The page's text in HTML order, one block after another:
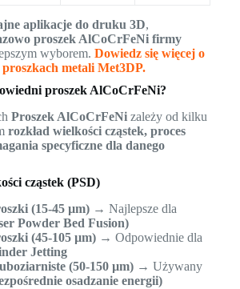
aplikacje do druku 3D,
proszek AlCoCrFeNi firmy
wyborem. Dowiedz się więcej o
metali Met3DP.
proszek AlCoCrFeNi?
Proszek AlCoCrFeNizależy od kilku
rozkład wielkości cząstek, proces
specyficzne dla danego
cząstek (PSD)
(15-45 µm)→ Najlepsze dla
Powder Bed Fusion)
(45-105 µm)→ Odpowiednie dla
Jetting
(50-150 µm)→ Używany
osadzanie energii)